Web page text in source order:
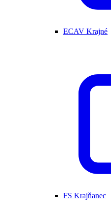
ECAV Krajné
FS Krajňanec